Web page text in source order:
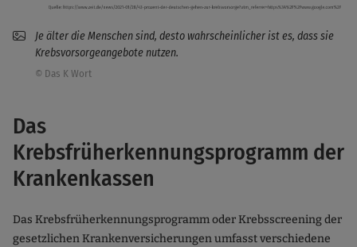
Je älter die Menschen sind, desto wahrscheinlicher ist es, dass sie
Krebsvorsorgeangebote nutzen.
© Das K Wort
Das
Krebsfrüherkennungsprogramm der
Krankenkassen
Das Krebsfrüherkennungsprogramm oder Krebsscreening der
gesetzlichen Krankenversicherungen umfasst verschiedene